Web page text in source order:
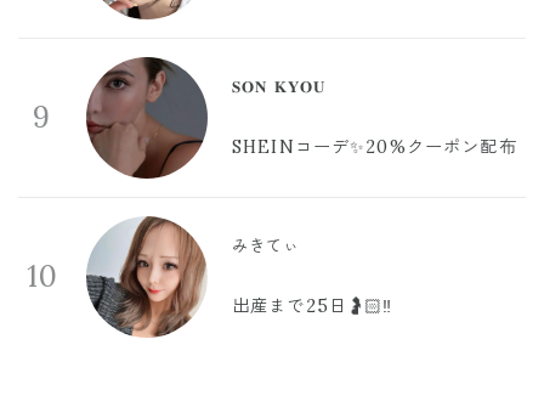
9
𝐒𝐎𝐍 𝐊𝐘𝐎𝐔
SHEINコーデ✨20%クーポン配布
10
みきてぃ
出産まで25日🤰🏻‼️